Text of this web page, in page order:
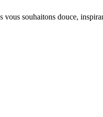
vous souhaitons douce,